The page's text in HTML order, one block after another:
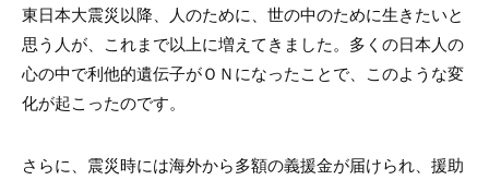
東日本大震災以降、人のために、世の中のために生きたいと
思う人が、これまで以上に増えてきました。多くの日本人の
心の中で利他的遺伝子がＯＮになったことで、このような変
化が起こったのです。
さらに、震災時には海外から多額の義援金が届けられ、援助